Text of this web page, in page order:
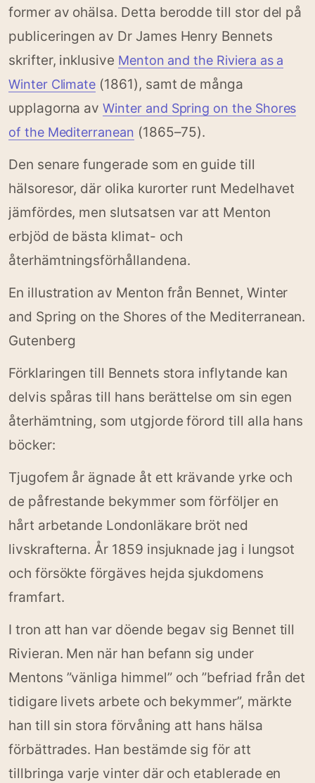
former av ohälsa. Detta berodde till stor del på
publiceringen av Dr James Henry Bennets
skrifter, inklusive Menton and the Riviera as a
Winter Climate (1861), samt de många
upplagorna avWinter and Spring on the Shores
of the Mediterranean (1865–75).
Den senare fungerade som en guide till
hälsoresor, där olika kurorter runt Medelhavet
jämfördes, men slutsatsen var att Menton
erbjöd de bästa klimat- och
återhämtningsförhållandena.
En illustration av Menton från Bennet, Winter
and Spring on the Shores of the Mediterranean.
Gutenberg
Förklaringen till Bennets stora inflytande kan
delvis spåras till hans berättelse om sin egen
återhämtning, som utgjorde förord till alla hans
böcker:
Tjugofem år ägnade åt ett krävande yrke och
de påfrestande bekymmer som förföljer en
hårt arbetande Londonläkare bröt ned
livskrafterna. År 1859 insjuknade jag i lungsot
och försökte förgäves hejda sjukdomens
framfart.
I tron att han var döende begav sig Bennet till
Rivieran. Men när han befann sig under
Mentons ”vänliga himmel” och ”befriad från det
tidigare livets arbete och bekymmer”, märkte
han till sin stora förvåning att hans hälsa
förbättrades. Han bestämde sig för att
tillbringa varje vinter där och etablerade en